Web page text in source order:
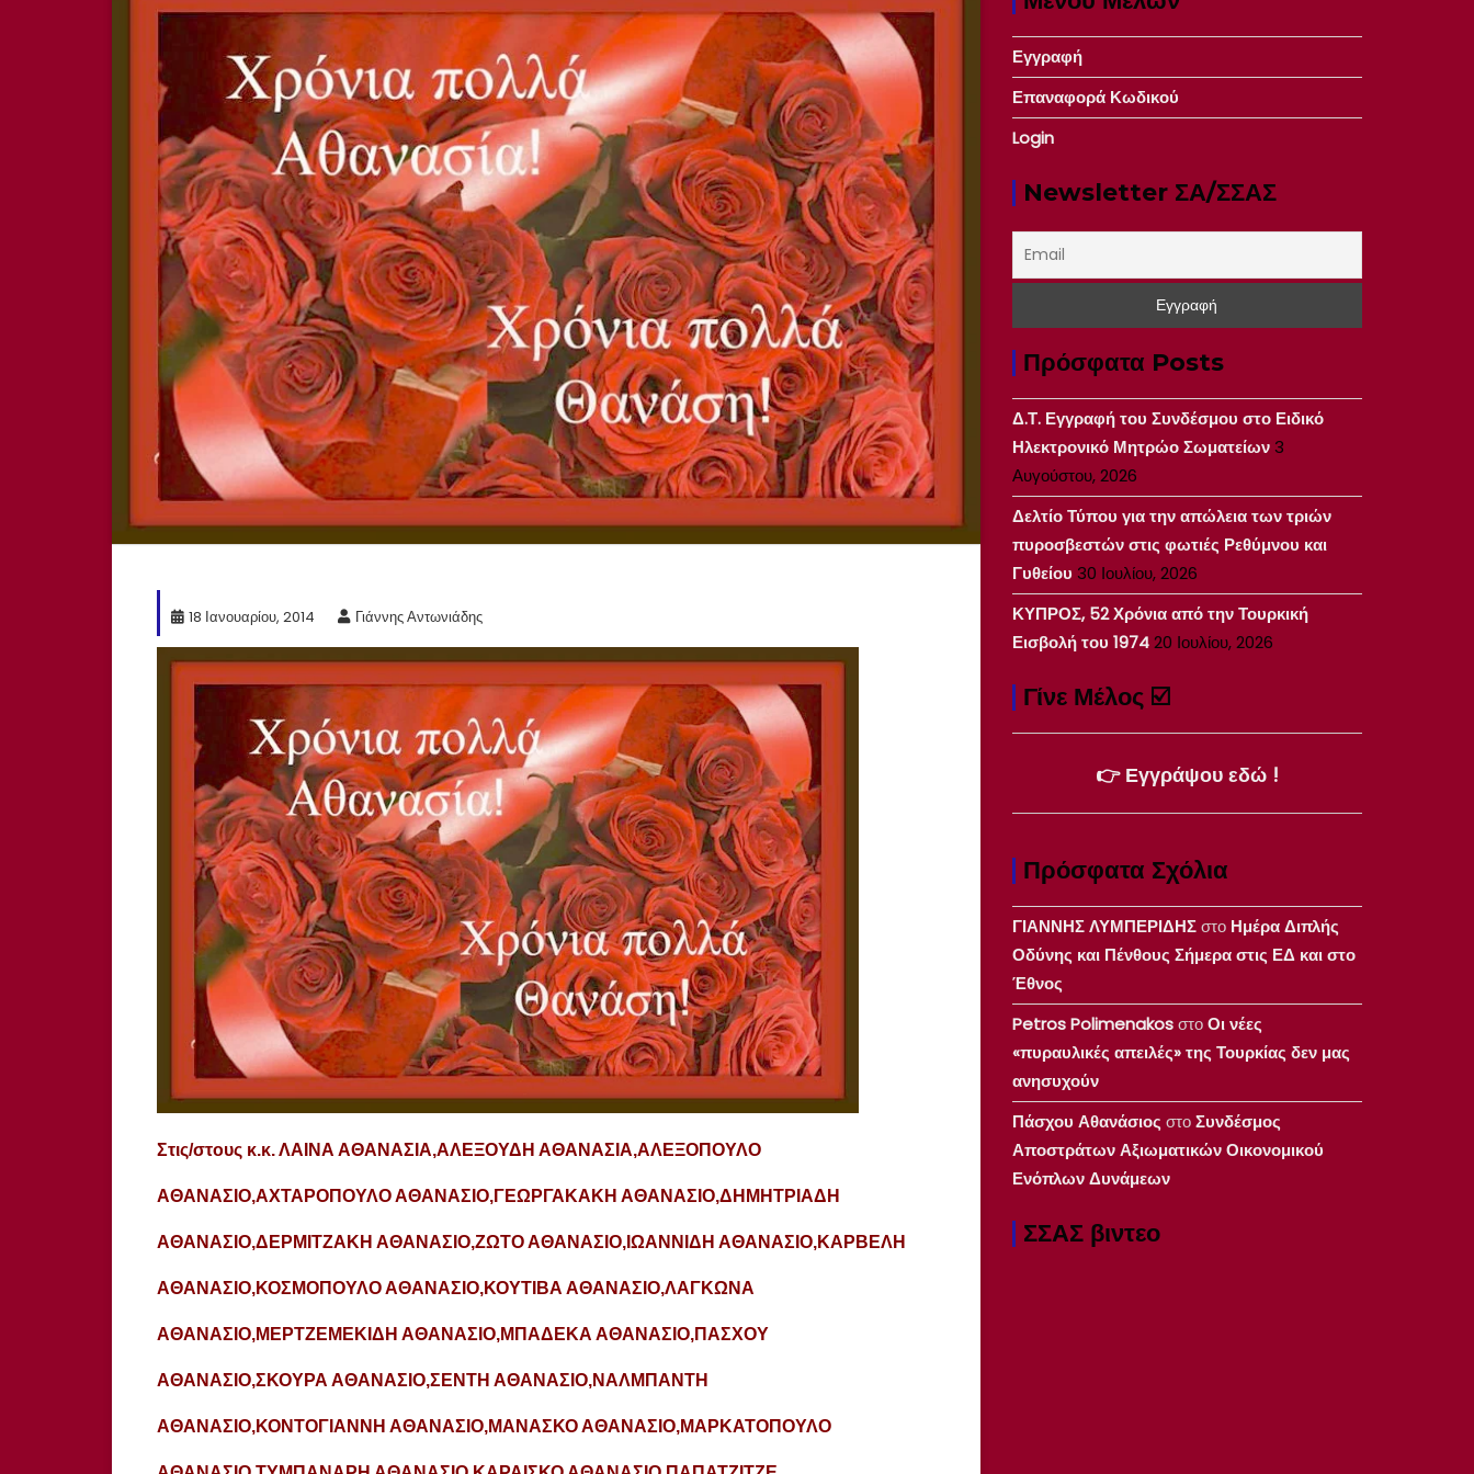
18 Ιανουαρίου, 2014 Γιάννης Αντωνιάδης
Στις/στους κ.κ. ΛΑΙΝΑ ΑΘΑΝΑΣΙΑ,ΑΛΕΞΟΥΔΗ ΑΘΑΝΑΣΙΑ,ΑΛΕΞΟΠΟΥΛΟ
ΑΘΑΝΑΣΙΟ,ΑΧΤΑΡΟΠΟΥΛΟ ΑΘΑΝΑΣΙΟ,ΓΕΩΡΓΑΚΑΚΗ ΑΘΑΝΑΣΙΟ,ΔΗΜΗΤΡΙΑΔΗ
ΑΘΑΝΑΣΙΟ,ΔΕΡΜΙΤΖΑΚΗ ΑΘΑΝΑΣΙΟ,ΖΩΤΟ ΑΘΑΝΑΣΙΟ,ΙΩΑΝΝΙΔΗ ΑΘΑΝΑΣΙΟ,ΚΑΡΒΕΛΗ
ΑΘΑΝΑΣΙΟ,ΚΟΣΜΟΠΟΥΛΟ ΑΘΑΝΑΣΙΟ,ΚΟΥΤΙΒΑ ΑΘΑΝΑΣΙΟ,ΛΑΓΚΩΝΑ
ΑΘΑΝΑΣΙΟ,ΜΕΡΤΖΕΜΕΚΙΔΗ ΑΘΑΝΑΣΙΟ,ΜΠΑΔΕΚΑ ΑΘΑΝΑΣΙΟ,ΠΑΣΧΟΥ
ΑΘΑΝΑΣΙΟ,ΣΚΟΥΡΑ ΑΘΑΝΑΣΙΟ,ΣΕΝΤΗ ΑΘΑΝΑΣΙΟ,ΝΑΛΜΠΑΝΤΗ
ΑΘΑΝΑΣΙΟ,ΚΟΝΤΟΓΙΑΝΝΗ ΑΘΑΝΑΣΙΟ,ΜΑΝΑΣΚΟ ΑΘΑΝΑΣΙΟ,ΜΑΡΚΑΤΟΠΟΥΛΟ
Εγγραφή
Επαναφορά Κωδικού
Login
Newsletter ΣΑ/ΣΣΑΣ
Πρόσφατα Posts
Δ.Τ. Εγγραφή του Συνδέσμου στο Ειδικό
Ηλεκτρονικό Μητρώο Σωματείων3
Αυγούστου, 2026
Δελτίο Τύπου για την απώλεια των τριών
πυροσβεστών στις φωτιές Ρεθύμνου και
Γυθείου 30 Ιουλίου, 2026
ΚΥΠΡΟΣ, 52 Χρόνια από την Τουρκική
Εισβολή του 197420 Ιουλίου, 2026
Γίνε Μέλος ☑️
👉 Εγγράψου εδώ !
Πρόσφατα Σχόλια
ΓΙΑΝΝΗΣ ΛΥΜΠΕΡΙΔΗΣστο Ημέρα Διπλής
Οδύνης και Πένθους Σήμερα στις ΕΔ και στο
Έθνος
Petros PolimenakosστοΟι νέες
«πυραυλικές απειλές» της Τουρκίας δεν μας
ανησυχούν
Πάσχου Αθανάσιος στοΣυνδέσμος
Αποστράτων Αξιωματικών Οικονομικού
Ενόπλων Δυνάμεων
ΣΣΑΣ βιντεο